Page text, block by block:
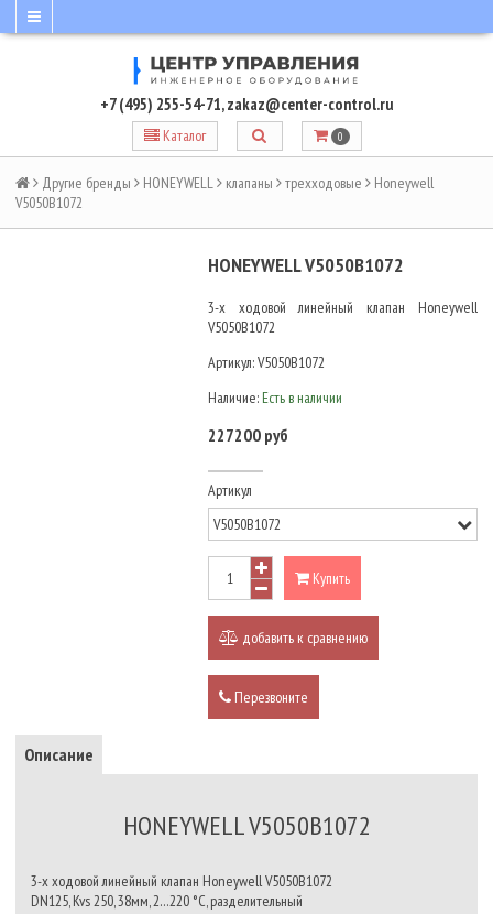
+7 (495) 255-54-71,zakaz@center-control.ru
Каталог 0
Другие бренды HONEYWELL клапаны трехходовые
Honeywell
V5050B1072
HONEYWELL V5050B1072
3-х ходовой линейный клапан Honeywell
V5050B1072
Артикул:V5050B1072
Наличие: Есть в наличии
227200 руб
Артикул
Купить
добавить к сравнению
Перезвоните
Описание
HONEYWELL V5050B1072
3-х ходовой линейный клапан Honeywell V5050B1072
DN125, Kvs 250, 38мм, 2…220 °C, разделительный